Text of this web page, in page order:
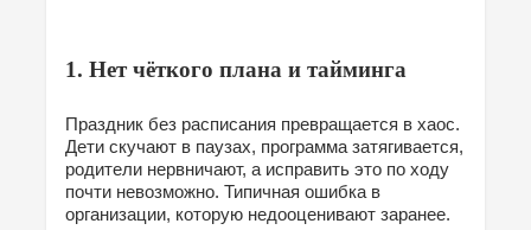
1. Нет чёткого плана и тайминга
Праздник без расписания превращается в хаос.
Дети скучают в паузах, программа затягивается,
родители нервничают, а исправить это по ходу
почти невозможно. Типичная ошибка в
организации, которую недооценивают заранее.